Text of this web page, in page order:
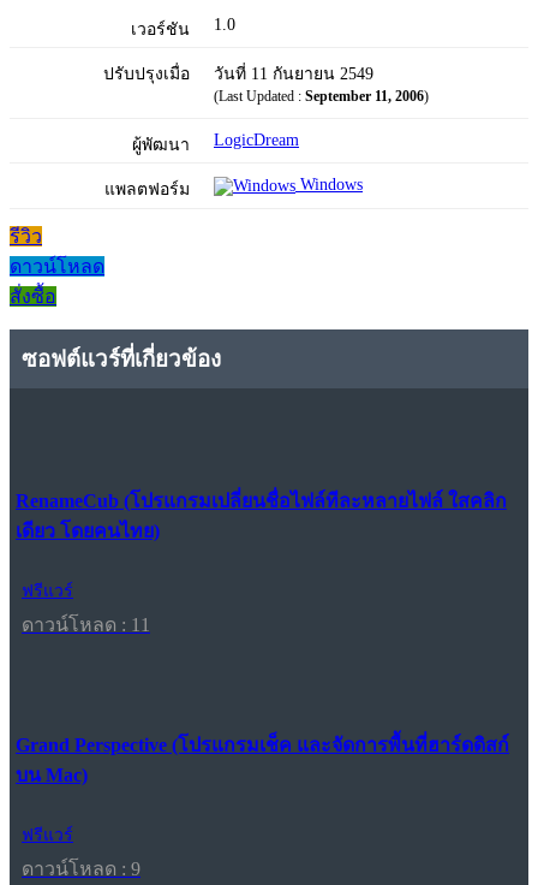
เวอร์ชัน 1.0
ปรับปรุงเมื่อ วันที่ 11 กันยายน 2549
(Last Updated : September 11, 2006)
ผู้พัฒนา LogicDream
แพลตฟอร์ม Windows
รีวิว
ดาวน์โหลด
สั่งซื้อ
ซอฟต์แวร์ที่เกี่ยวข้อง
RenameCub (โปรแกรมเปลี่ยนชื่อไฟล์ทีละหลายไฟล์ ใสคลิก
เดียว โดยคนไทย)
ฟรีแวร์
ดาวน์โหลด : 11
Grand Perspective (โปรแกรมเช็ค และจัดการพื้นที่ฮาร์ดดิสก์
บน Mac)
ฟรีแวร์
ดาวน์โหลด : 9